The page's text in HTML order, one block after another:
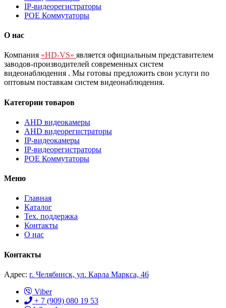
IP-видеорегистраторы
POE Коммутаторы
О нас
Компания «HD-VS» является официальным представителем
заводов-производителей современных систем
видеонаблюдения . Мы готовы предложить свои услуги по
оптовым поставкам систем видеонаблюдения.
Категории товаров
AHD видеокамеры
AHD видеорегистраторы
IP-видеокамеры
IP-видеорегистраторы
POE Коммутаторы
Меню
Главная
Каталог
Тех. поддержка
Контакты
О нас
Контакты
Адрес: г. Челябинск, ул. Карла Маркса, 46
Viber
+ 7 (909) 080 19 53